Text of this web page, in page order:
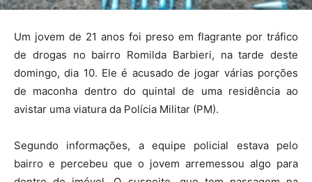
Um jovem de 21 anos foi preso em flagrante por tráfico
de drogas no bairro Romilda Barbieri, na tarde deste
domingo, dia 10. Ele é acusado de jogar várias porções
de maconha dentro do quintal de uma residência ao
avistar uma viatura da Polícia Militar (PM).
Segundo informações, a equipe policial estava pelo
bairro e percebeu que o jovem arremessou algo para